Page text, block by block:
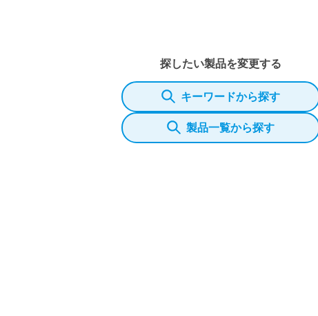
探したい製品を変更する
キーワードから探す
製品一覧から探す